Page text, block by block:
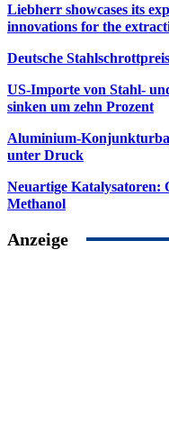
Liebherr showcases its
innovations for the
Deutsche
US-Importe von Stahl-
sinken um zehn Prozent
Aluminium-
unter Druck
Neuartige Katalysatoren:
Methanol
Anzeige